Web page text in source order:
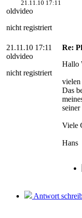
21.11.10 17:11
oldvideo
nicht registriert
21.11.10 17:11
oldvideo
nicht registriert
Re:
Hallo
Das
Viele
Hans
Antwort